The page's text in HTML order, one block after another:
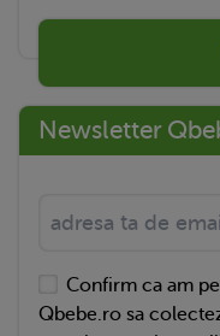
Newsletter
Confirm ca am
Qbebe.ro sa